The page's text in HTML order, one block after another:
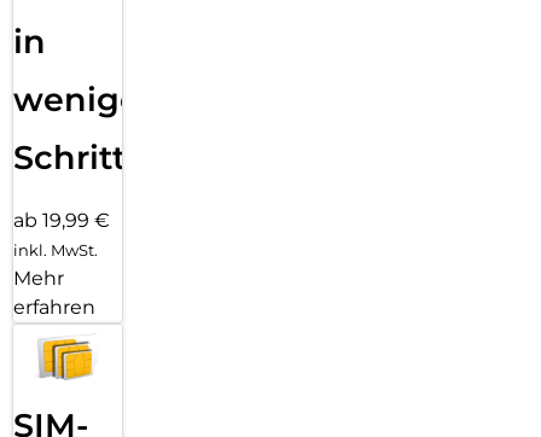
in
wenigen
Schritten
ab 19,99 €
inkl. MwSt.
Mehr
erfahren
SIM-